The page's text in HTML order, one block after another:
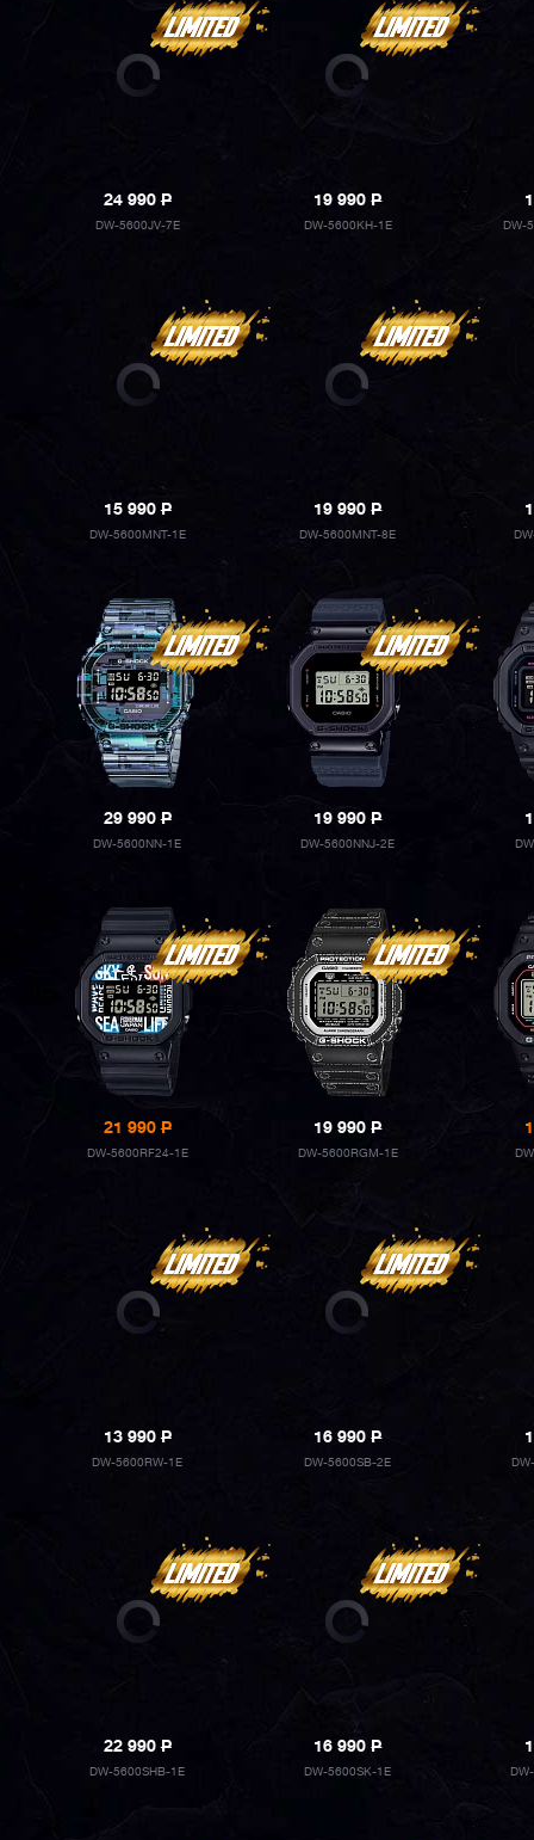
24 990P
DW-5600JV-7E
19 990P
DW-5600KH-1E DW-
15 990P
DW-5600MNT-1E
19 990P
DW-5600MNT-8E
29 990P
DW-5600NN-1E
19 990P
DW-5600NNJ-2E
21 990P
DW-5600RF24-1E
19 990P
DW-5600RGM-1E
13 990P
DW-5600RW-1E
16 990P
DW-5600SB-2E
22 990P
DW-5600SHB-1E
16 990P
DW-5600SK-1E